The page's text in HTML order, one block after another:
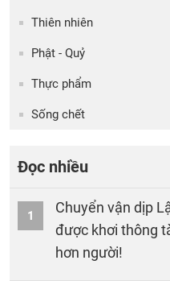
Thiên nhiên
Phật - Quỷ
Thực phẩm
Sống chết
Đọc nhiều
1
Chuyển vận dịp
được khơi thông
hơn người!